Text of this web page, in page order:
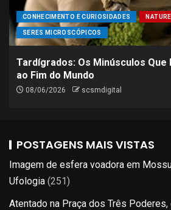
CONHECIMENTO E CURIOSIDADES
SERES MICROSCÓPICOS
Tardígrados: Os Minúsculos
ao Fim do Mundo
08/06/2026 scsmdigital
POSTAGENS MAIS VISTAS
Imagem de esfera voadora em
Ufologia (251)
Atentado na Praça dos Três